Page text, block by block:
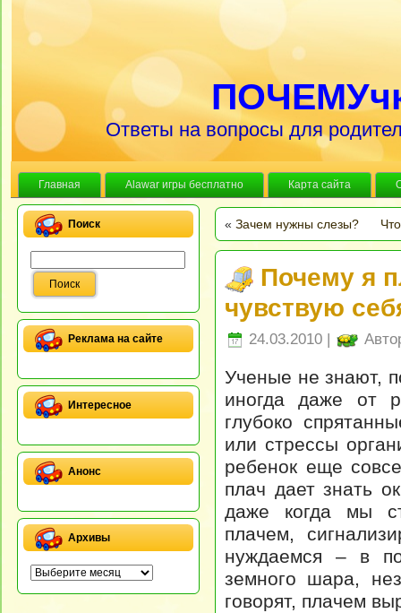
Ответы на вопросы для
Главная Alawar игры бесплатно Карта сайта
Поиск
Реклама на сайте
Интересное
Анонс
Архивы
« Зачем нужны слезы?
Почему я
чувствую
24.03.2010 |
Ученые не знают,
иногда даже от
глубоко
или стрессы
ребенок еще
плач дает знать
даже когда мы
плачем,
нуждаемся – в
земного шара,
говорят, плачем